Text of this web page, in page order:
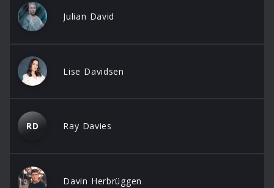
Julian David
Lise Davidsen
RD Ray Davies
Davin Herbrüggen